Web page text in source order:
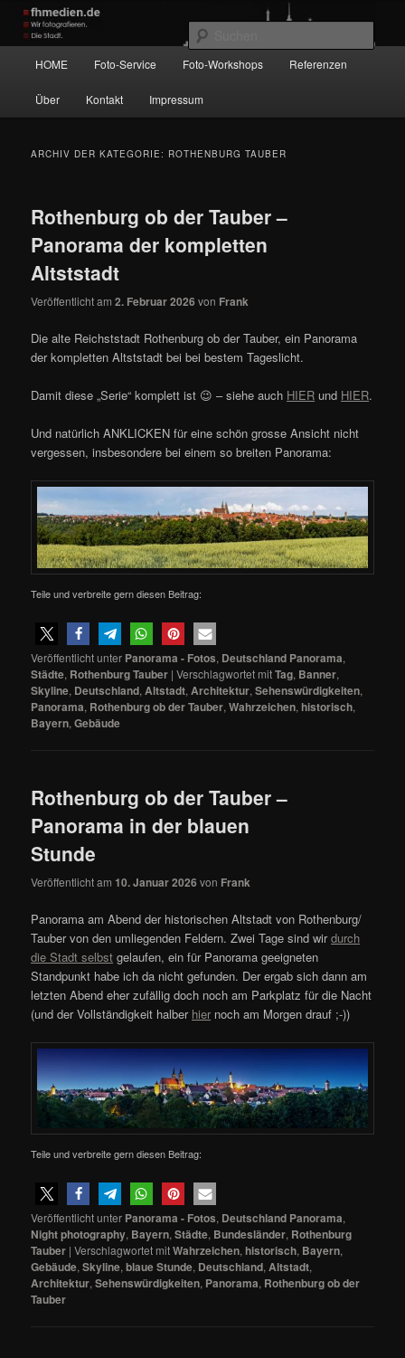
Zum
primären
Inhalt
springen
Zum
sekundären
Inhalt
springen
Wir fotografieren die Hauptstadt!
HOME Foto-Service Foto-Workshops Referenzen
Über Kontakt Impressum
ARCHIV DER KATEGORIE: ROTHENBURG TAUBER
Rothenburg ob der Tauber –
Panorama der kompletten
Altststadt
Veröffentlicht am2. Februar 2026 von Frank
Die alte Reichststadt Rothenburg ob der Tauber, ein Panorama
der kompletten Altststadt bei bei bestem Tageslicht.
Damit diese „Serie“ komplett ist 😉 – siehe auch HIER und HIER.
Und natürlich ANKLICKEN für eine schön grosse Ansicht nicht
vergessen, insbesondere bei einem so breiten Panorama:
Teile und verbreite gern diesen Beitrag:
Veröffentlicht unter Panorama - Fotos, Deutschland Panorama,
Städte, Rothenburg Tauber |Verschlagwortet mitTag, Banner,
Skyline, Deutschland, Altstadt, Architektur,Sehenswürdigkeiten,
Panorama, Rothenburg ob der Tauber,Wahrzeichen,historisch,
Bayern,Gebäude
Rothenburg ob der Tauber –
Panorama in der blauen
Stunde
Veröffentlicht am 10. Januar 2026 von Frank
Panorama am Abend der historischen Altstadt von Rothenburg/
Tauber von den umliegenden Feldern. Zwei Tage sind wirdurch
die Stadt selbst gelaufen, ein für Panorama geeigneten
Standpunkt habe ich da nicht gefunden. Der ergab sich dann am
letzten Abend eher zufällig doch noch am Parkplatz für die Nacht
(und der Vollständigkeit halber hier noch am Morgen drauf ;-))
Teile und verbreite gern diesen Beitrag:
Veröffentlicht unter Panorama - Fotos, Deutschland Panorama,
Night photography, Bayern,Städte, Bundesländer, Rothenburg
Tauber |Verschlagwortet mitWahrzeichen,historisch, Bayern,
Gebäude,Skyline,blaue Stunde, Deutschland, Altstadt,
Architektur,Sehenswürdigkeiten, Panorama, Rothenburg ob der
Tauber